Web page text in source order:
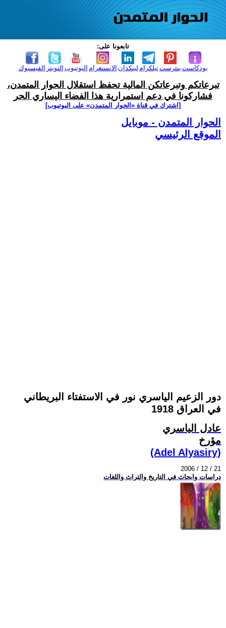
تابعونا على:
الفيسبوك التويتر اليوتيوب الانستغرام لينكدإن تيلكرامبنترست بودكاست
تبرعاتكم وتبرعاتكن المالية تحفظ استقلال الحوار المتمدن،
فشاركونا في دعم استمرارية هذا الفضاء اليساري الحر
[اشترك في قناة ‫«الحوار المتمدن» على اليوتيوب]
الحوار المتمدن - موبايل
الموقع الرئيسي
دور الزعيم الياسري نور في الاستفتاء البريطاني
في العراق 1918
عادل الياسري
مؤرخ
(Adel Alyasiry)
2006 / 12 / 21
دراسات وابحاث في التاريخ والتراث واللغات